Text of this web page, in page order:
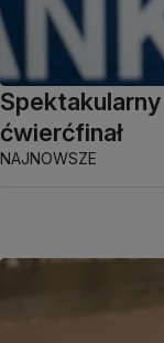
ćwierćfinał
NAJNOWSZE